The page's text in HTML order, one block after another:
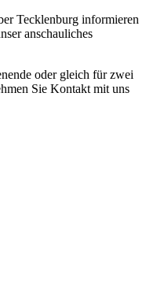
Tecklenburg informieren
anschauliches
oder gleich für zwei
Sie Kontakt mit uns